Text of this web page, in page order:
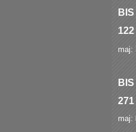
BIS
122
maj:
BIS
271
maj: